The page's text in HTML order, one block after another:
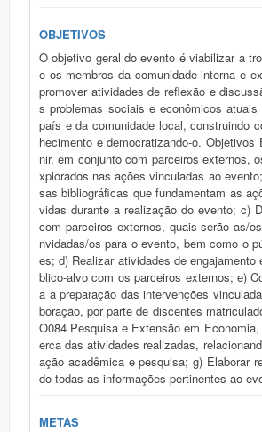
OBJETIVOS
O objetivo geral do evento é viabilizar a
e os membros da comunidade interna e
promover atividades de reflexão e
s problemas sociais e econômicos
país e da comunidade local, construindo
hecimento e democratizando-o.
nir, em conjunto com parceiros externos,
xplorados nas ações vinculadas ao
sas bibliográficas que fundamentam as
vidas durante a realização do evento; c)
com parceiros externos, quais serão as/
nvidadas/os para o evento, bem como o
es; d) Realizar atividades de engajamento
blico-alvo com os parceiros externos; e)
a a preparação das intervenções
boração, por parte de discentes
O084 Pesquisa e Extensão em
erca das atividades realizadas,
ação acadêmica e pesquisa; g) Elaborar
do todas as informações pertinentes ao
METAS